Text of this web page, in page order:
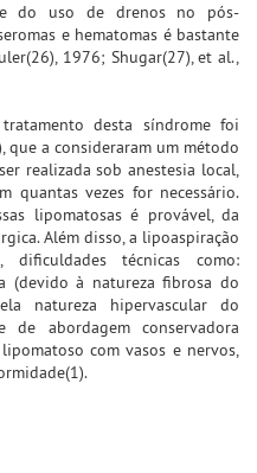
e do uso de drenos no pós-
e hematomas é bastante
1976; Shugar(27), et al.,
desta síndrome foi
que a consideraram um método
realizada sob anestesia local,
quantas vezes for necessário.
lipomatosas é provável, da
Além disso, a lipoaspiração
dificuldades técnicas como:
(devido à natureza fibrosa do
natureza hipervascular do
abordagem conservadora
com vasos e nervos,